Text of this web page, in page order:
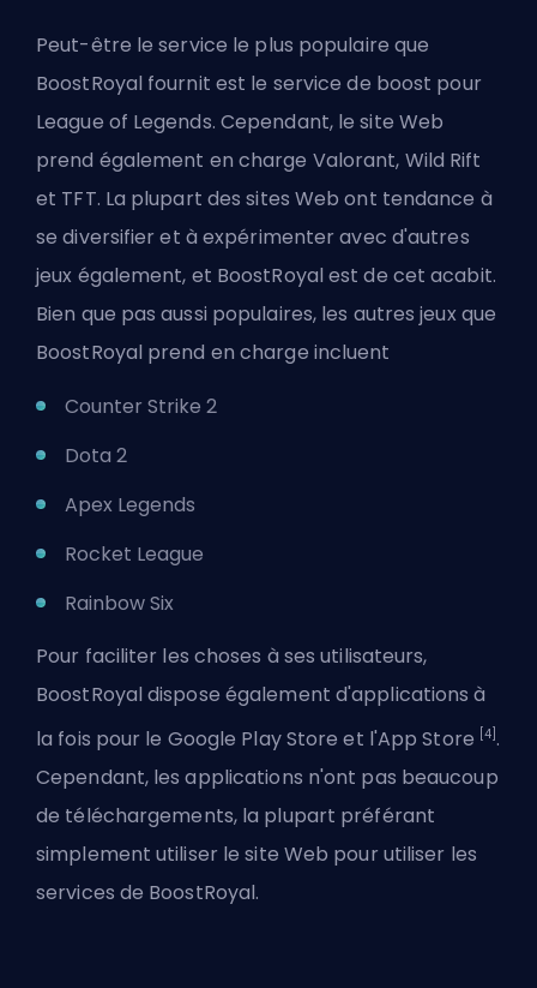
Peut-être le service le plus populaire que
BoostRoyal fournit est le service de boost pour
League of Legends. Cependant, le site Web
prend également en charge Valorant, Wild Rift
et TFT. La plupart des sites Web ont tendance à
se diversifier et à expérimenter avec d'autres
jeux également, et BoostRoyal est de cet acabit.
Bien que pas aussi populaires, les autres jeux que
BoostRoyal prend en charge incluent
Counter Strike 2
Dota 2
Apex Legends
Rocket League
Rainbow Six
Pour faciliter les choses à ses utilisateurs,
BoostRoyal dispose également d'applications à
la fois pour le Google Play Store et l'App Store [4] .
Cependant, les applications n'ont pas beaucoup
de téléchargements, la plupart préférant
simplement utiliser le site Web pour utiliser les
services de BoostRoyal.